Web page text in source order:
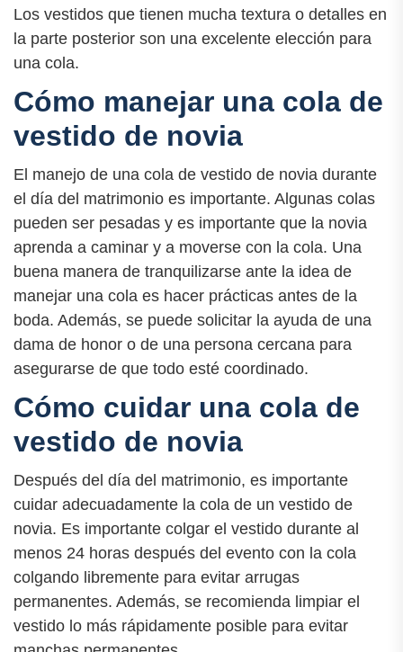
Los vestidos que tienen mucha textura o detalles en
la parte posterior son una excelente elección para
una cola.
Cómo manejar una cola de
vestido de novia
El manejo de una cola de vestido de novia durante
el día del matrimonio es importante. Algunas colas
pueden ser pesadas y es importante que la novia
aprenda a caminar y a moverse con la cola. Una
buena manera de tranquilizarse ante la idea de
manejar una cola es hacer prácticas antes de la
boda. Además, se puede solicitar la ayuda de una
dama de honor o de una persona cercana para
asegurarse de que todo esté coordinado.
Cómo cuidar una cola de
vestido de novia
Después del día del matrimonio, es importante
cuidar adecuadamente la cola de un vestido de
novia. Es importante colgar el vestido durante al
menos 24 horas después del evento con la cola
colgando libremente para evitar arrugas
permanentes. Además, se recomienda limpiar el
vestido lo más rápidamente posible para evitar